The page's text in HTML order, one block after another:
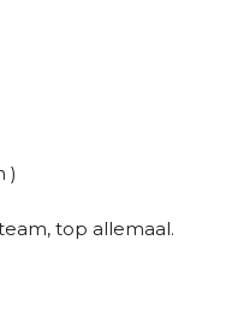
)
top allemaal.